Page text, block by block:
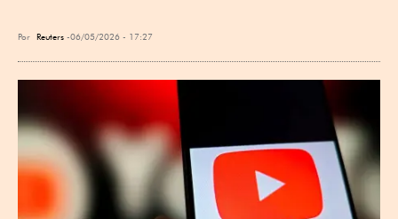
Por Reuters 06/05/2026 - 17:27